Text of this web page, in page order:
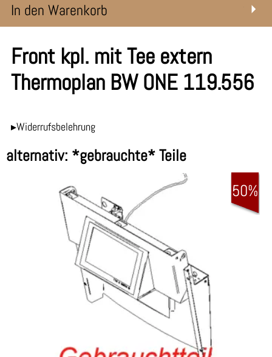
In den Warenkorb
Front kpl. mit Tee extern
Thermoplan BW ONE 119.556
▸Widerrufsbelehrung
alternativ: *gebrauchte* Teile
50%